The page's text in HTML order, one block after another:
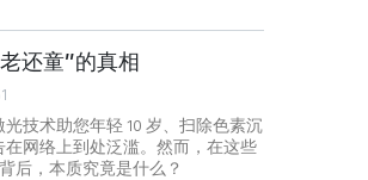
还童”的真相
技术助您年轻 10 岁、扫除色素沉
在网络上到处泛滥。然而，在这些
后，本质究竟是什么？